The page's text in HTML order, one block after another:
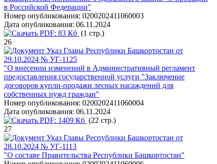
в Российской Федерации"
Номер опубликования: 0200202411060003
Дата опубликования: 06.11.2024
PDF: 83 Кб (1 стр.)
26
Указ Главы Республики Башкортостан от
29.10.2024 № УГ-1125
"О внесении изменений в Административный регламент
предоставления государственной услуги "Заключение
договоров купли-продажи лесных насаждений для
собственных нужд граждан"
Номер опубликования: 0200202411060004
Дата опубликования: 06.11.2024
PDF: 1409 Кб (22 стр.)
27
Указ Главы Республики Башкортостан от
28.10.2024 № УГ-1113
"О составе Правительства Республики Башкортостан"